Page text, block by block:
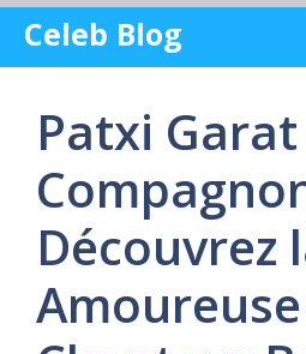
Skip
content
Celeb Blog
Patxi Garat
Découvrez